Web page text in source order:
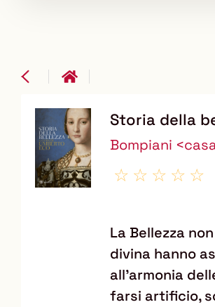
Dettaglio
del
documento
Storia della
Bompiani
La Bellezza
divina hanno
all'armonia
farsi artificio,